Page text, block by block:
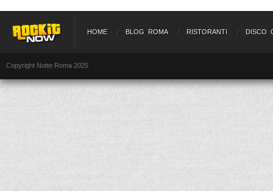
HOME BLOG ROMA RISTORANTI DISCO
Copyright Notte Roma 2025